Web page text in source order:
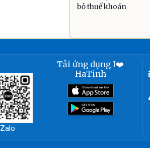
bỏ thuế khoán
Zalo
Tải ứng dụng I❤️
HaTinh